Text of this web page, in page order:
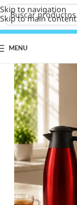
Skip to navigation
Skip to main content
MENU